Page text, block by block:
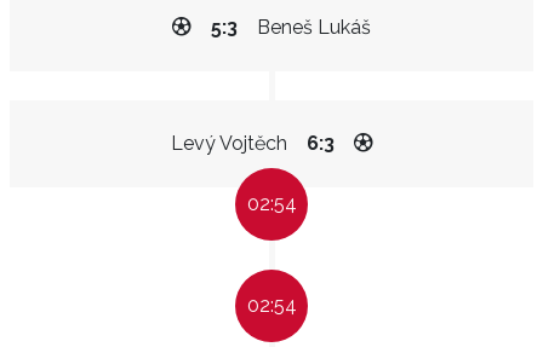
Beneš Lukáš
5:3
Levý Vojtěch 6:3
02:54
02:54